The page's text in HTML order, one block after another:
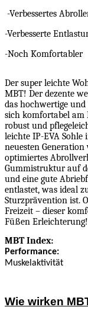
-Verbessertes
-Verbesserte
-Noch Komfortabler
Der super leichte
MBT! Der dezente
das hochwertige
sich komfortabel am
robust und
leichte IP-EVA
neuesten
optimiertes
Gummistruktur auf
und eine gute
entlastet, was ideal
Sturzprävention ist.
Freizeit – dieser
Füßen Erleichterung!
MBT Index:
Performance:
Muskelaktivität
Wie wirken